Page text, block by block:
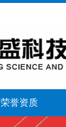
荣誉资质